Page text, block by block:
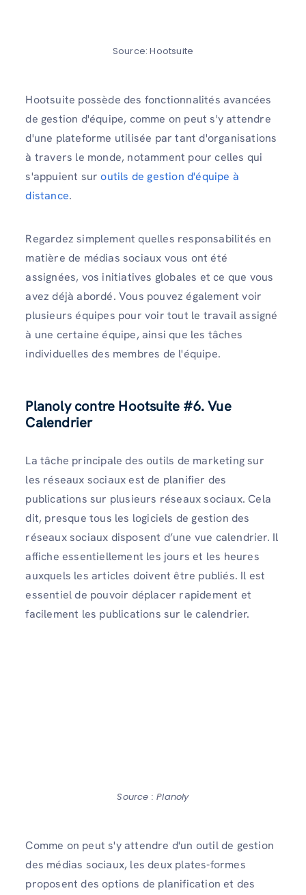
Source: Hootsuite
Hootsuite possède des fonctionnalités avancées
de gestion d'équipe, comme on peut s'y attendre
d'une plateforme utilisée par tant d'organisations
à travers le monde, notamment pour celles qui
s'appuient suroutils de gestion d'équipe à
distance.
Regardez simplement quelles responsabilités en
matière de médias sociaux vous ont été
assignées, vos initiatives globales et ce que vous
avez déjà abordé. Vous pouvez également voir
plusieurs équipes pour voir tout le travail assigné
à une certaine équipe, ainsi que les tâches
individuelles des membres de l'équipe.
Planoly contre Hootsuite #6. Vue
Calendrier
La tâche principale des outils de marketing sur
les réseaux sociaux est de planifier des
publications sur plusieurs réseaux sociaux. Cela
dit, presque tous les logiciels de gestion des
réseaux sociaux disposent d’une vue calendrier. Il
affiche essentiellement les jours et les heures
auxquels les articles doivent être publiés. Il est
essentiel de pouvoir déplacer rapidement et
facilement les publications sur le calendrier.
Source : Planoly
Comme on peut s'y attendre d'un outil de gestion
des médias sociaux, les deux plates-formes
proposent des options de planification et des